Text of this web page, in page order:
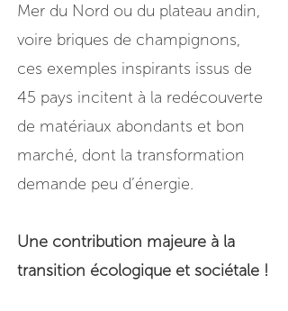
Mer du Nord ou du plateau andin,
voire briques de champignons,
ces exemples inspirants issus de
45 pays incitent à la redécouverte
de matériaux abondants et bon
marché, dont la transformation
demande peu d’énergie.
Une contribution majeure à la
transition écologique et sociétale !